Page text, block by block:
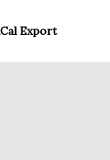
Export